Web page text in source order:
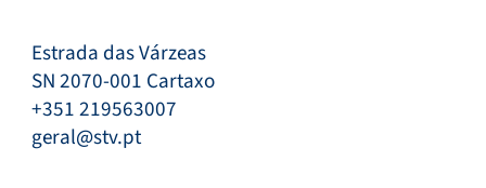
Estrada das Várzeas
SN 2070-001 Cartaxo
+351 219563007
geral@stv.pt